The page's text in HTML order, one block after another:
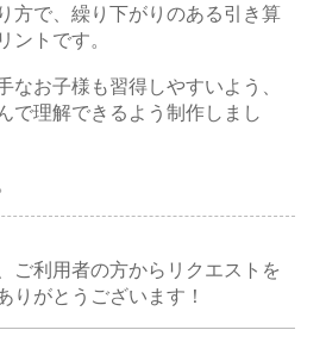
方で、繰り下がりのある引き算
ントです。
なお子様も習得しやすいよう、
で理解できるよう制作しまし
ご利用者の方からリクエストを
りがとうございます！